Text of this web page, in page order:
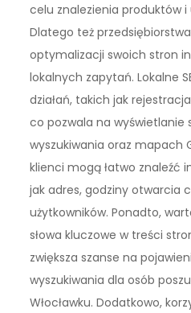
celu znalezienia produktów i
Dlatego też
optymalizacji swoich stron
lokalnych zapytań. Lokalne
działań, takich jak
co pozwala na wyświetlanie
wyszukiwania oraz mapach
klienci mogą łatwo znaleźć
jak adres, godziny otwarcia
użytkowników. Ponadto,
słowa kluczowe w treści
zwiększa szanse na
wyszukiwania dla osób
Włocławku. Dodatkowo,